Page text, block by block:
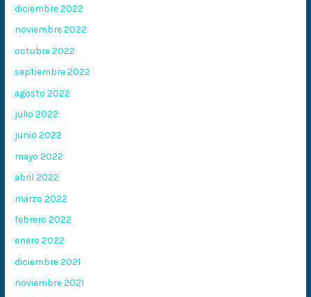
diciembre 2022
noviembre 2022
octubre 2022
septiembre 2022
agosto 2022
julio 2022
junio 2022
mayo 2022
abril 2022
marzo 2022
febrero 2022
enero 2022
diciembre 2021
noviembre 2021